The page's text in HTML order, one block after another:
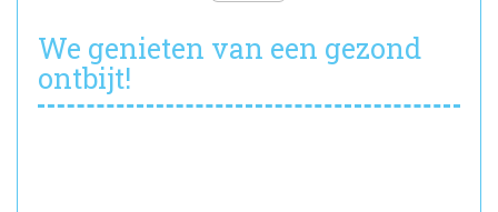
het
zesde
leerjaar
We genieten van een gezond
ontbijt!